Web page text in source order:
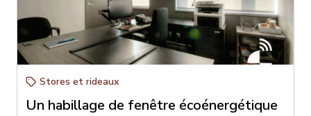
Stores et rideaux
Un habillage de fenêtre écoénergétique